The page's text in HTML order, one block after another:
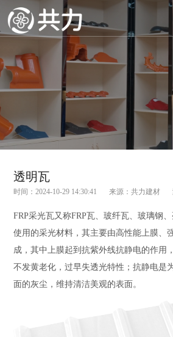
透明瓦
时间：2024-10-29 14:30:41 来源：共力建材
FRP采光瓦又称FRP瓦、玻纤瓦、玻璃钢
使用的采光材料，其主要由高性能上膜、
成，其中上膜起到抗紫外线抗静电的作用
不发黄老化，过早失透光特性；抗静电是
面的灰尘，维持清洁美观的表面。